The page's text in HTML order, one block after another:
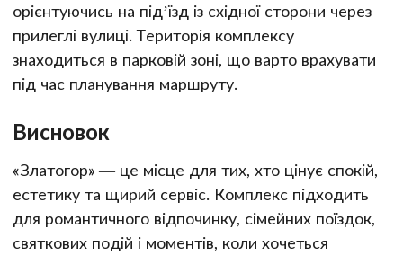
орієнтуючись на під’їзд із східної сторони через
прилеглі вулиці. Територія комплексу
знаходиться в парковій зоні, що варто врахувати
під час планування маршруту.
Висновок
«Златогор» — це місце для тих, хто цінує спокій,
естетику та щирий сервіс. Комплекс підходить
для романтичного відпочинку, сімейних поїздок,
святкових подій і моментів, коли хочеться